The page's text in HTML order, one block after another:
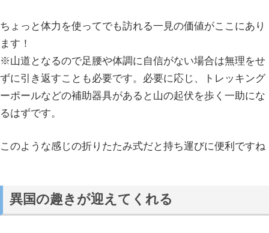
ちょっと体力を使ってでも訪れる一見の価値がここにあり
ます！
※山道となるので足腰や体調に自信がない場合は無理をせ
ずに引き返すことも必要です。必要に応じ、トレッキング
ーポールなどの補助器具があると山の起伏を歩く一助にな
るはずです。
このような感じの折りたたみ式だと持ち運びに便利ですね
異国の趣きが迎えてくれる